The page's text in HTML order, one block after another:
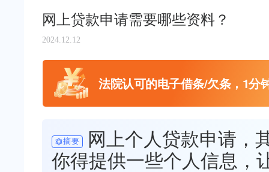
网上贷款申请需要哪些资料？
2024.12.12
法院认可的电子借条/欠条，1分
摘要
网上个人贷款申请，
你得提供一些个人信息，